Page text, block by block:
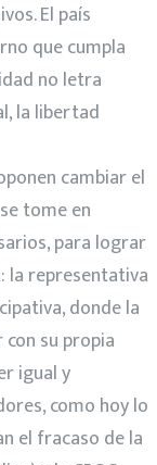
El país
que cumpla
no letra
la libertad
cambiar el
tome en
para lograr
la representativa
donde la
su propia
igual y
como hoy lo
el fracaso de la